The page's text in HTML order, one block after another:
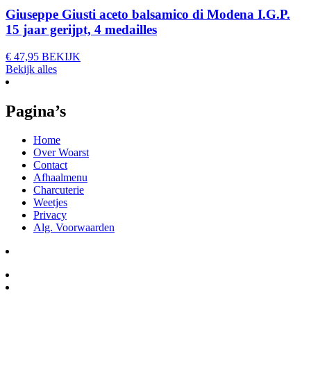
Giuseppe Giusti aceto balsamico di Modena I.G.P.
15 jaar gerijpt, 4 medailles
€ 47,95 BEKIJK
Bekijk alles
Pagina’s
Home
Over Woarst
Contact
Afhaalmenu
Charcuterie
Weetjes
Privacy
Alg. Voorwaarden